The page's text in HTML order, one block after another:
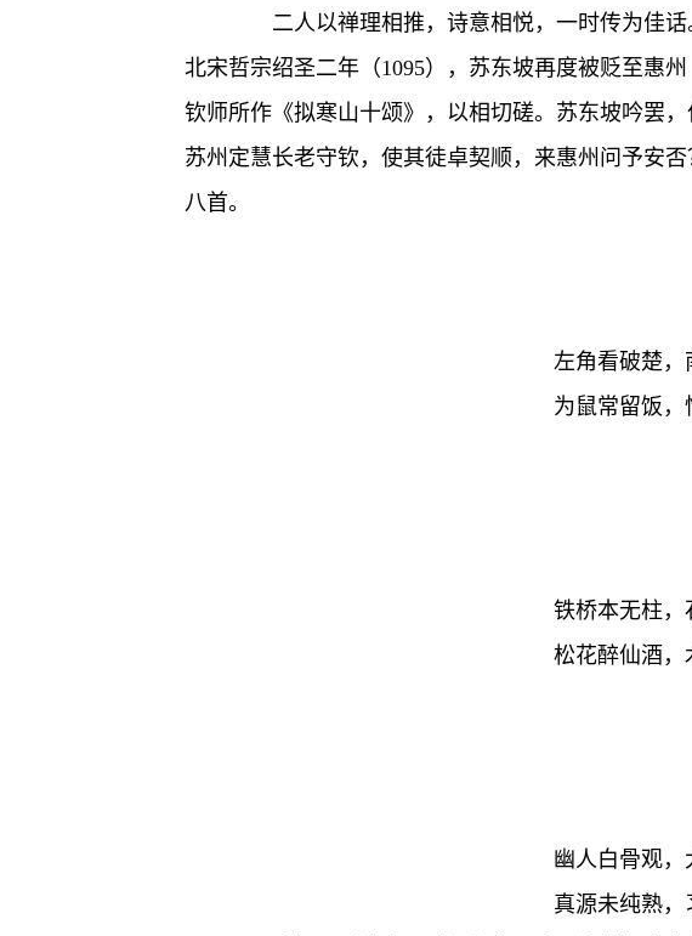
二人以禅理相推，诗意相悦，一时传为佳话
北宋哲宗绍圣二年（1095），苏东坡再度被贬至惠
钦师所作《拟寒山十颂》，以相切磋。苏东坡吟罢
苏州定慧长老守钦，使其徒卓契顺，来惠州问予安
八首。
左角看破楚，
为鼠常留饭，
铁桥本无柱，
松花醉仙酒，
幽人白骨观，
真源未纯熟，